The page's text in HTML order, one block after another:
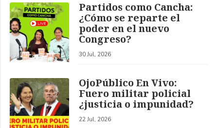
Partidos como Cancha:
¿Cómo se reparte el
poder en el nuevo
Congreso?
30 Jul, 2026
OjoPúblico En Vivo:
Fuero militar policial
¿justicia o impunidad?
22 Jul, 2026